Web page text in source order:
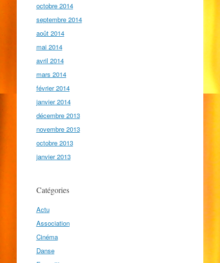
octobre 2014
septembre 2014
août 2014
mai 2014
avril 2014
mars 2014
février 2014
janvier 2014
décembre 2013
novembre 2013
octobre 2013
janvier 2013
Catégories
Actu
Association
Cinéma
Danse